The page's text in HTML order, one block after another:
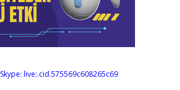
Skype: live:.cid.575569c608265c69